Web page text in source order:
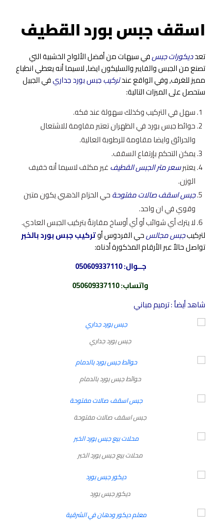
اسقف جبس بورد القطيف
تعدديكورات جبسفي سيهات من أفضل الألواح الخشبية التي
تصنع من الجبس والفايبر والسليكون ايضا, لاسيما أنه يعطي انطباع
مميز للغرف, وفي الواقع عندتركيبجبس بورد جداريفي الجبيل
ستحصل على الميزات التالية:
سهل في التركيب وكذلك سهولة عند فكه.
حوائط جبس بورد في الظهران تعتبر مقاومة للاشتعال
والحرائق وايضا مقاومة للرطوبة العالية.
يمكن التحكم بإرتفاع السقف.
يعتبرسعر متر الجبس القطيفغير مكلف لاسيما أنه خفيف
الوزن.
جبس اسقف صالات مفتوحةحي الحزام الذهبي يكون متين
وقوي في ان واحد.
لا يترك أي شوائب أو أي أوساخ مقارنةٌ بتركيب الجبس العادي.
لتركيبجبس مجالسحي الفردوس أوتركيب جبس بورد بالخبر
تواصل حالاٌ عبر الأرقام المذكورة أدناه:
جــوال:
واتساب:
050609337110
شاهد أيضاٌ :ترميم مباني
جبس بورد جداري
حوائط جبس بورد بالدمام
جبس اسقف صالات مفتوحة
محلات بيع جبس بورد الخبر
ديكور جبس بورد